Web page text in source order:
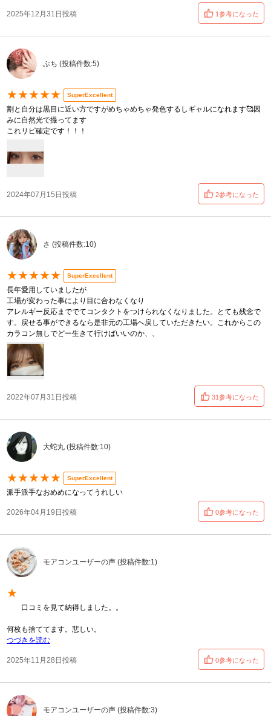
2025年12月31日投稿 1参考になった
ぶち (投稿件数:5)
★★★★★ SuperExcellent
割と自分は黒目に近い方ですがめちゃめちゃ発色するしギャルになれます🥰因
みに自然光で撮ってます
これリピ確定です！！！
2024年07月15日投稿 2参考になった
さ (投稿件数:10)
★★★★★ SuperExcellent
長年愛用していましたが
工場が変わった事により目に合わなくなり
アレルギー反応まででてコンタクトをつけられなくなりました。とても残念で
す。戻せる事ができるなら是非元の工場へ戻していただきたい。これからこの
カラコン無しでどー生きて行けばいいのか、、
2022年07月31日投稿 31参考になった
大蛇丸 (投稿件数:10)
★★★★★ SuperExcellent
派手派手なおめめになってうれしい
2026年04月19日投稿 0参考になった
モアコンユーザーの声 (投稿件数:1)
★
口コミを見て納得しました。。
何枚も捨ててます。悲しい。
つづきを読む
2025年11月28日投稿 0参考になった
モアコンユーザーの声 (投稿件数:3)